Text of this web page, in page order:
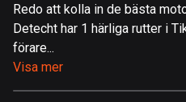
9 rutter
Redo att kolla in de bästa
Detecht har 1 härliga rutter i
förare...
Visa mer